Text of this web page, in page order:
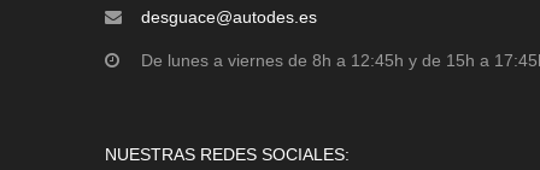
desguace@autodes.es
De lunes a viernes de 8h a 12:45h y de 15h a
NUESTRAS REDES SOCIALES: